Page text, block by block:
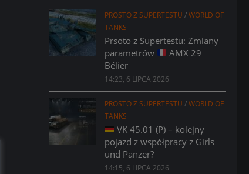
PROSTO Z SUPERTESTU /WORLD OF
TANKS
Prsoto z Supertestu: Zmiany
parametrów
AMX 29
Bélier
14:23, 6 LIPCA 2026
PROSTO Z SUPERTESTU /WORLD OF
TANKS
VK 45.01 (P) – kolejny
pojazd z współpracy z Girls
und Panzer?
14:15, 6 LIPCA 2026